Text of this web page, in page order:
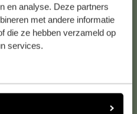
en analyse. Deze partners
met andere informatie
die ze hebben verzameld op
services.